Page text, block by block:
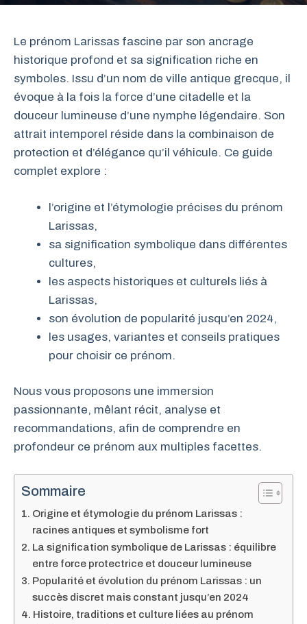
Le prénom Larissas fascine par son ancrage
historique profond et sa signification riche en
symboles. Issu d’un nom de ville antique grecque, il
évoque à la fois la force d’une citadelle et la
douceur lumineuse d’une nymphe légendaire. Son
attrait intemporel réside dans la combinaison de
protection et d’élégance qu’il véhicule. Ce guide
complet explore :
l’origine et l’étymologie précises du prénom
Larissas,
sa signification symbolique dans différentes
cultures,
les aspects historiques et culturels liés à
Larissas,
son évolution de popularité jusqu’en 2024,
les usages, variantes et conseils pratiques
pour choisir ce prénom.
Nous vous proposons une immersion
passionnante, mêlant récit, analyse et
recommandations, afin de comprendre en
profondeur ce prénom aux multiples facettes.
Sommaire
Origine et étymologie du prénom Larissas :
racines antiques et symbolisme fort
La signification symbolique de Larissas : équilibre
entre force protectrice et douceur lumineuse
Popularité et évolution du prénom Larissas : un
succès discret mais constant jusqu’en 2024
Histoire, traditions et culture liées au prénom